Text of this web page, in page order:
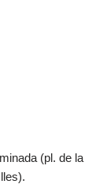
(pl. de la